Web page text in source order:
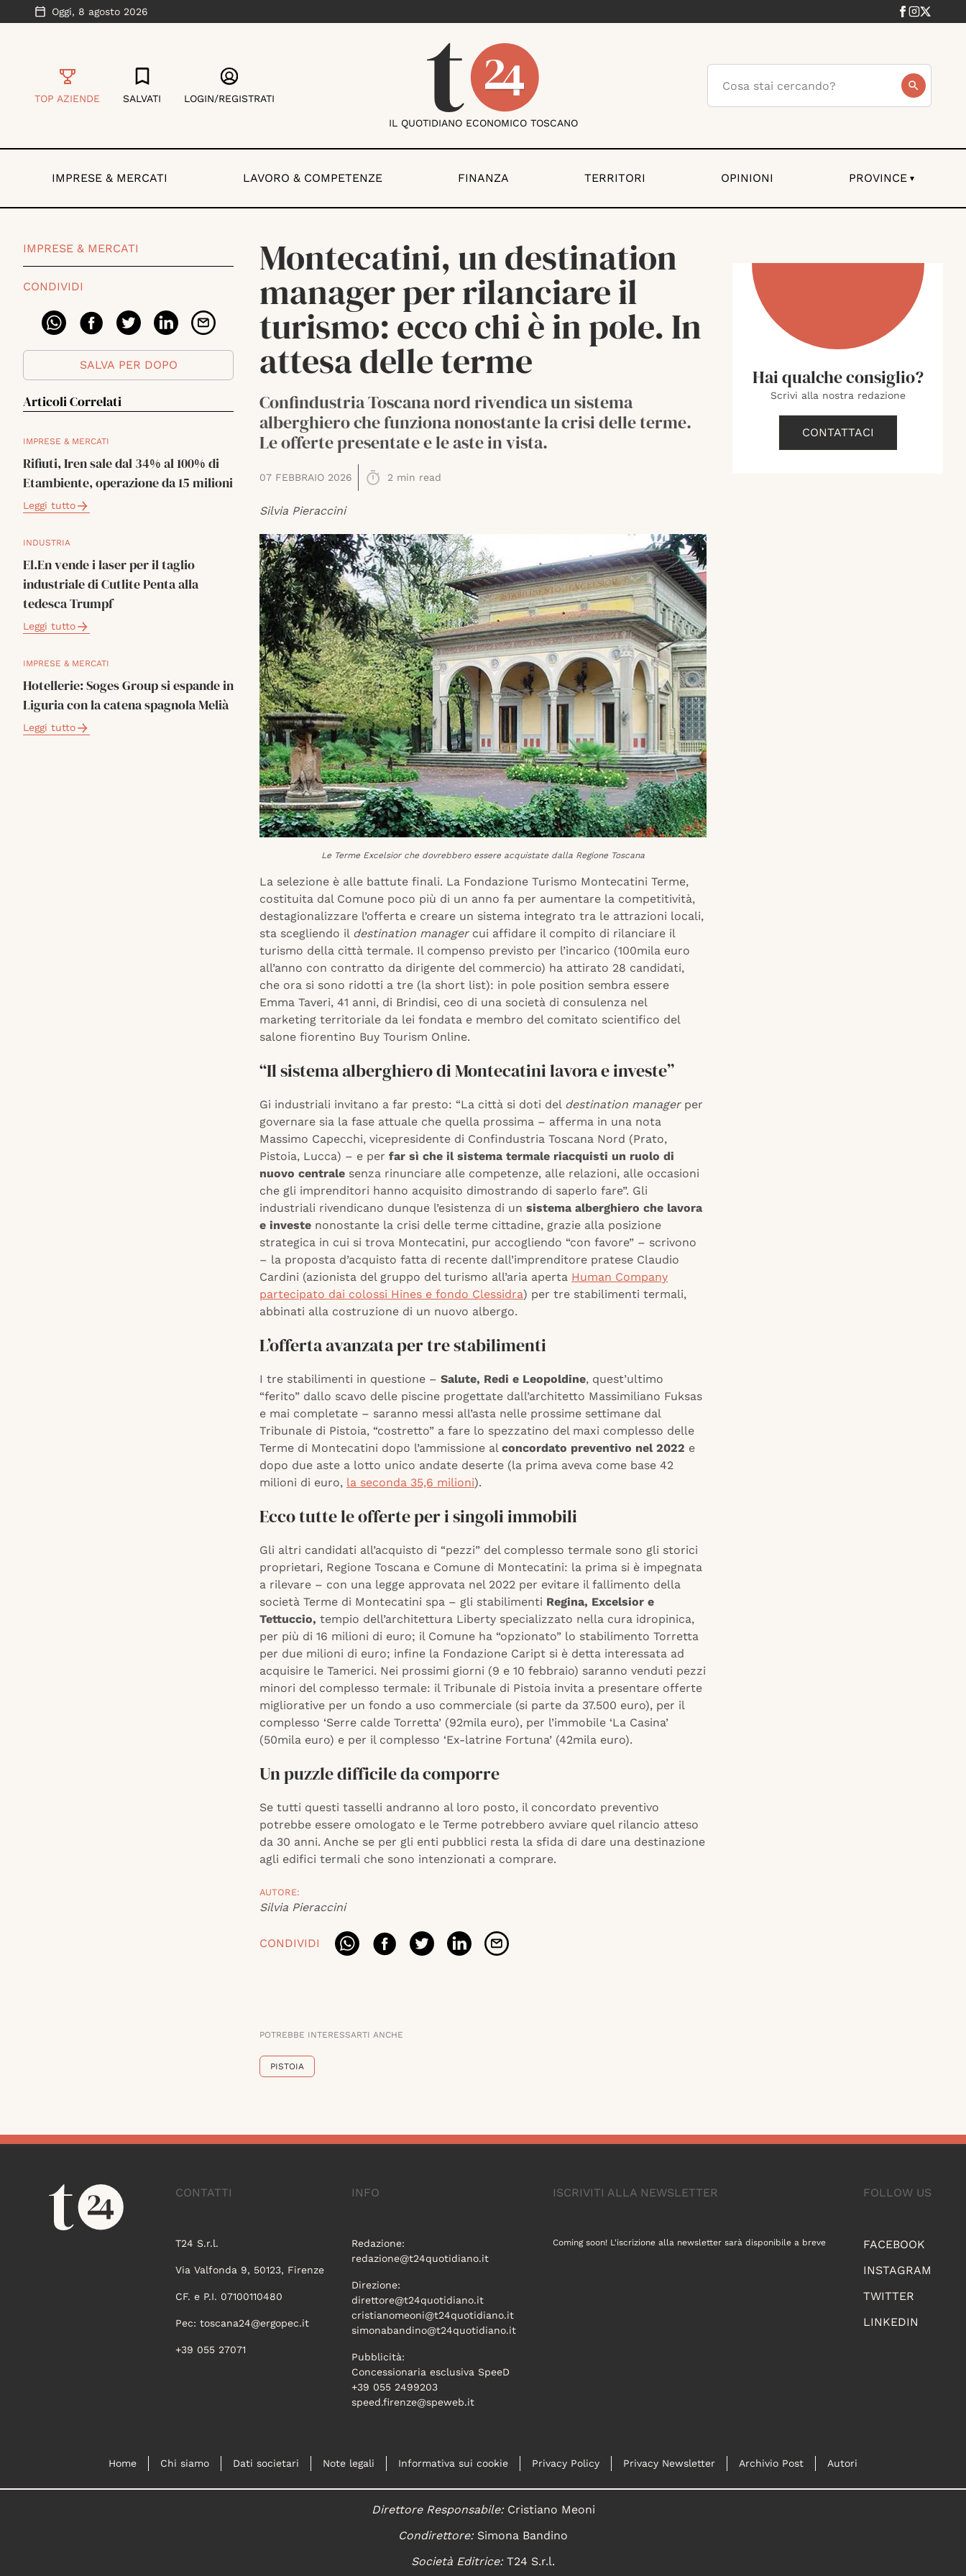
Oggi, 8 agosto 2026
TOP AZIENDE SALVATI LOGIN/REGISTRATI
IL QUOTIDIANO ECONOMICO TOSCANO
IMPRESE & MERCATI LAVORO & COMPETENZE FINANZA TERRITORI OPINIONI PROVINCE ▾
IMPRESE & MERCATI
CONDIVIDI
SALVA PER DOPO
Articoli Correlati
IMPRESE & MERCATI
Rifiuti, Iren sale dal 34% al 100% di
Etambiente, operazione da 15 milioni
Leggi tutto
INDUSTRIA
El.En vende i laser per il taglio
industriale di Cutlite Penta alla
tedesca Trumpf
Leggi tutto
IMPRESE & MERCATI
Hotellerie: Soges Group si espande in
Liguria con la catena spagnola Melià
Leggi tutto
Montecatini, un destination
manager per rilanciare il
turismo: ecco chi è in pole. In
attesa delle terme
Confindustria Toscana nord rivendica un sistema
alberghiero che funziona nonostante la crisi delle terme.
Le offerte presentate e le aste in vista.
07 FEBBRAIO 2026 2 min read
Silvia Pieraccini
Le Terme Excelsior che dovrebbero essere acquistate dalla Regione Toscana
La selezione è alle battute finali. La Fondazione Turismo Montecatini Terme,
costituita dal Comune poco più di un anno fa per aumentare la competitività,
destagionalizzare l’offerta e creare un sistema integrato tra le attrazioni locali,
sta scegliendo il destination manager cui affidare il compito di rilanciare il
turismo della città termale. Il compenso previsto per l’incarico (100mila euro
all’anno con contratto da dirigente del commercio) ha attirato 28 candidati,
che ora si sono ridotti a tre (la short list): in pole position sembra essere
Emma Taveri, 41 anni, di Brindisi, ceo di una società di consulenza nel
marketing territoriale da lei fondata e membro del comitato scientifico del
salone fiorentino Buy Tourism Online.
“Il sistema alberghiero di Montecatini lavora e investe”
Gi industriali invitano a far presto: “La città si doti del destination manager per
governare sia la fase attuale che quella prossima – afferma in una nota
Massimo Capecchi, vicepresidente di Confindustria Toscana Nord (Prato,
Pistoia, Lucca) – e per far sì che il sistema termale riacquisti un ruolo di
nuovo centrale senza rinunciare alle competenze, alle relazioni, alle occasioni
che gli imprenditori hanno acquisito dimostrando di saperlo fare”. Gli
industriali rivendicano dunque l’esistenza di un sistema alberghiero che lavora
e investe nonostante la crisi delle terme cittadine, grazie alla posizione
strategica in cui si trova Montecatini, pur accogliendo “con favore” – scrivono
– la proposta d’acquisto fatta di recente dall’imprenditore pratese Claudio
Cardini (azionista del gruppo del turismo all’aria aperta Human Company
partecipato dai colossi Hines e fondo Clessidra) per tre stabilimenti termali,
abbinati alla costruzione di un nuovo albergo.
L’offerta avanzata per tre stabilimenti
I tre stabilimenti in questione – Salute, Redi e Leopoldine, quest’ultimo
“ferito” dallo scavo delle piscine progettate dall’architetto Massimiliano Fuksas
e mai completate – saranno messi all’asta nelle prossime settimane dal
Tribunale di Pistoia, “costretto” a fare lo spezzatino del maxi complesso delle
Terme di Montecatini dopo l’ammissione al concordato preventivo nel 2022 e
dopo due aste a lotto unico andate deserte (la prima aveva come base 42
milioni di euro, la seconda 35,6 milioni).
Ecco tutte le offerte per i singoli immobili
Gli altri candidati all’acquisto di “pezzi” del complesso termale sono gli storici
proprietari, Regione Toscana e Comune di Montecatini: la prima si è impegnata
a rilevare – con una legge approvata nel 2022 per evitare il fallimento della
società Terme di Montecatini spa – gli stabilimenti Regina, Excelsior e
Tettuccio, tempio dell’architettura Liberty specializzato nella cura idropinica,
per più di 16 milioni di euro; il Comune ha “opzionato” lo stabilimento Torretta
per due milioni di euro; infine la Fondazione Caript si è detta interessata ad
acquisire le Tamerici. Nei prossimi giorni (9 e 10 febbraio) saranno venduti pezzi
minori del complesso termale: il Tribunale di Pistoia invita a presentare offerte
migliorative per un fondo a uso commerciale (si parte da 37.500 euro), per il
complesso ‘Serre calde Torretta’ (92mila euro), per l’immobile ‘La Casina’
(50mila euro) e per il complesso ‘Ex-latrine Fortuna’ (42mila euro).
Un puzzle difficile da comporre
Se tutti questi tasselli andranno al loro posto, il concordato preventivo
potrebbe essere omologato e le Terme potrebbero avviare quel rilancio atteso
da 30 anni. Anche se per gli enti pubblici resta la sfida di dare una destinazione
agli edifici termali che sono intenzionati a comprare.
AUTORE:
Silvia Pieraccini
CONDIVIDI
POTREBBE INTERESSARTI ANCHE
PISTOIA
Hai qualche consiglio?
Scrivi alla nostra redazione
CONTATTACI
CONTATTI
T24 S.r.l.
Via Valfonda 9, 50123, Firenze
CF. e P.I. 07100110480
Pec: toscana24@ergopec.it
+39 055 27071
INFO
Redazione:
redazione@t24quotidiano.it
Direzione:
direttore@t24quotidiano.it
cristianomeoni@t24quotidiano.it
simonabandino@t24quotidiano.it
Pubblicità:
Concessionaria esclusiva SpeeD
+39 055 2499203
speed.firenze@speweb.it
FOLLOW US
FACEBOOK
INSTAGRAM
TWITTER
LINKEDIN
ISCRIVITI ALLA NEWSLETTER
Coming soon! L'iscrizione alla newsletter sarà disponibile a breve
Home Chi siamo Dati societari Note legali Informativa sui cookie Privacy Policy Privacy Newsletter Archivio Post Autori
Direttore Responsabile:Cristiano Meoni
Condirettore:Simona Bandino
Società Editrice:T24 S.r.l.